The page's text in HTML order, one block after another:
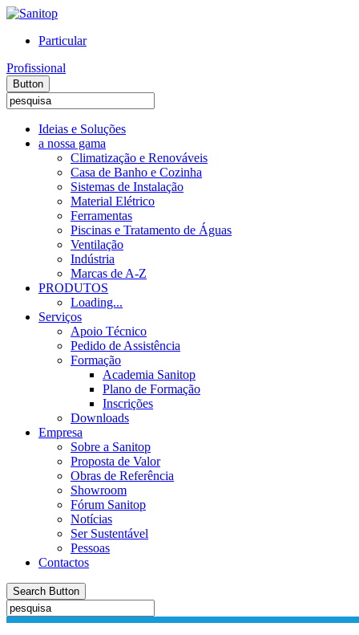
Particular
Profissional
Button
Ideias e Soluções
a nossa gama
Climatização e Renováveis
Casa de Banho e Cozinha
Sistemas de Instalação
Material Elétrico
Ferramentas
Piscinas e Tratamento de Águas
Ventilação
Indústria
Marcas de A-Z
PRODUTOS
Loading...
Serviços
Apoio Técnico
Pedido de Assistência
Formação
Academia Sanitop
Plano de Formação
Inscrições
Downloads
Empresa
Sobre a Sanitop
Proposta de Valor
Obras de Referência
Showroom
Fórum Sanitop
Notícias
Ser Sustentável
Pessoas
Contactos
Search Button